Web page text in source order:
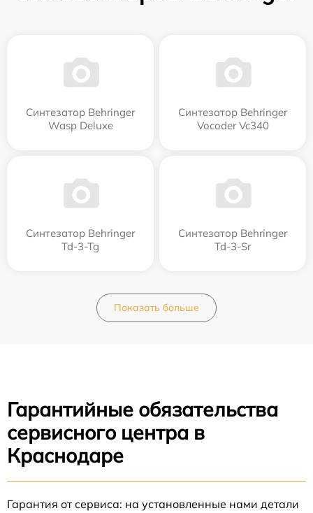
Синтезатор Behringer
Wasp Deluxe
Синтезатор Behringer
Vocoder Vc340
Синтезатор Behringer
Td-3-Tg
Синтезатор Behringer
Td-3-Sr
Показать больше
Гарантийные обязательства
сервисного центра в
Краснодаре
Гарантия от сервиса: на установленные нами детали